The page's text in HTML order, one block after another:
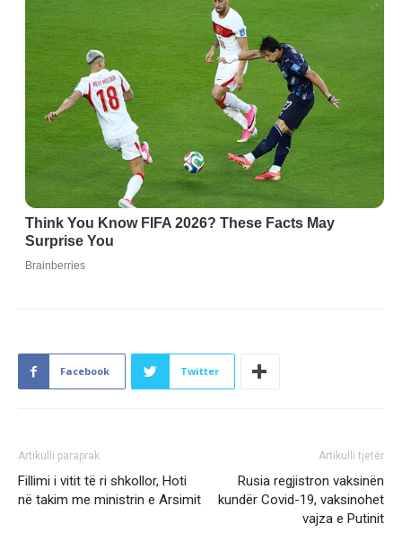
Facebook Twitter
Artikulli paraprak
Fillimi i vitit të ri shkollor, Hoti
në takim me ministrin e Arsimit
Artikulli tjetër
Rusia regjistron vaksinën
kundër Covid-19, vaksinohet
vajza e Putinit